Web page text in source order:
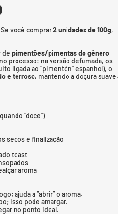
Se você comprar2 unidades de 100g,
de pimentões/pimentas do gênero
processo: na versão defumada, os
ligada ao “pimentón” espanhol), o
e terroso, mantendo a doçura suave.
“doce”)
secos e finalização
toast
aroma
ajuda a “abrir” o aroma.
isso pode amargar.
no ponto ideal.